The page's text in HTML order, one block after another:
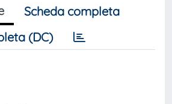
Scheda completa
(DC)